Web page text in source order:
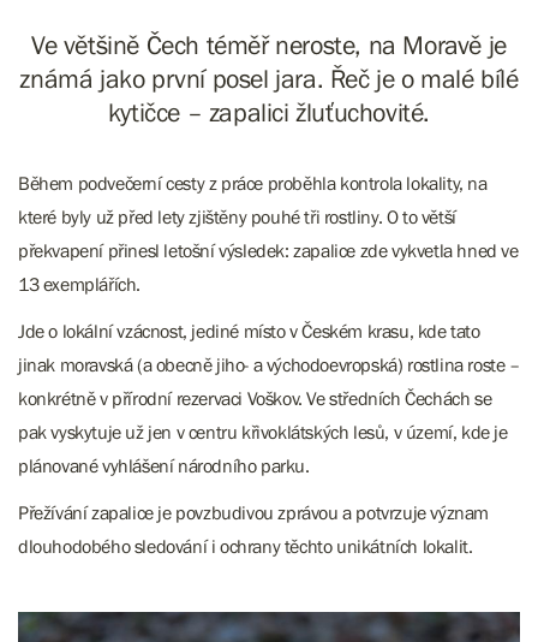
Ve většině Čech téměř neroste, na Moravě je
známá jako první posel jara. Řeč je o malé bílé
kytičce – zapalici žluťuchovité.
Během podvečerní cesty z práce proběhla kontrola lokality, na
které byly už před lety zjištěny pouhé tři rostliny. O to větší
překvapení přinesl letošní výsledek: zapalice zde vykvetla hned ve
13 exemplářích.
Jde o lokální vzácnost, jediné místo v Českém krasu, kde tato
jinak moravská (a obecně jiho- a východoevropská) rostlina roste –
konkrétně v přírodní rezervaci Voškov. Ve středních Čechách se
pak vyskytuje už jen v centru křivoklátských lesů, v území, kde je
plánované vyhlášení národního parku.
Přežívání zapalice je povzbudivou zprávou a potvrzuje význam
dlouhodobého sledování i ochrany těchto unikátních lokalit.